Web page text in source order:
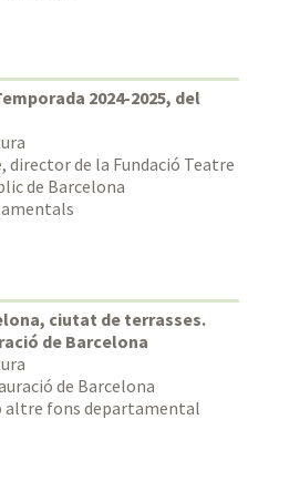
2024-2025, del
director de la Fundació Teatre
de Barcelona
ciutat de terrasses.
de Barcelona
de Barcelona
fons departamental